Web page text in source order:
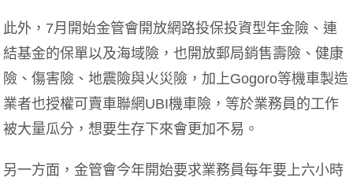
此外，7月開始金管會開放網路投保投資型年金險、連
結基金的保單以及海域險，也開放郵局銷售壽險、健康
險、傷害險、地震險與火災險，加上Gogoro等機車製造
業者也授權可賣車聯網UBI機車險，等於業務員的工作
被大量瓜分，想要生存下來會更加不易。
另一方面，金管會今年開始要求業務員每年要上六小時